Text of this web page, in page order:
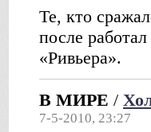
Те, кто
после
«Ривьера».
В МИРЕ /
7-5-2010, 23:27